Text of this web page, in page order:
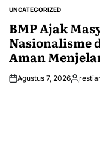
POSTED
UNCATEGORIZED
BMP Ajak
Nasionalisme
Aman
Agustus 7, 2026Posted